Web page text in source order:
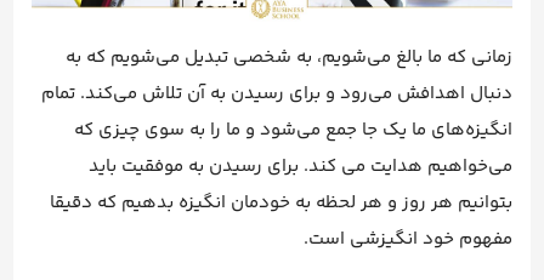
زمانی که ما بالغ می‌شویم، به شخصی تبدیل می‌شویم که به
دنبال اهدافش می‌رود و برای رسیدن به آن تلاش می‌کند. تمام
انگیزه‌های ما یک جا جمع می‌شود و ما را به سوی چیزی که
می‌خواهیم هدایت می کند. برای رسیدن به موفقیت باید
بتوانیم هر روز و هر لحظه به خودمان انگیزه بدهیم که دقیقا
مفهوم خود انگیزشی است.